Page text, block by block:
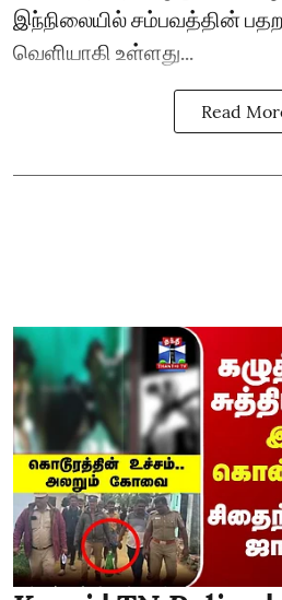
இந்நிலையில் சம்பவத்தின்
வெளியாகி உள்ளது...
Read